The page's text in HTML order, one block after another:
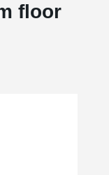
floor